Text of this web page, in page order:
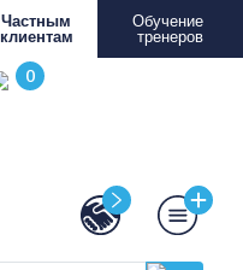
Частным
клиентам
Обучение
тренеров